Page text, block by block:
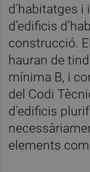
d’habitatges i
d’edificis
construcció.
hauran de
mínima B, i
del Codi
d’edificis
elements